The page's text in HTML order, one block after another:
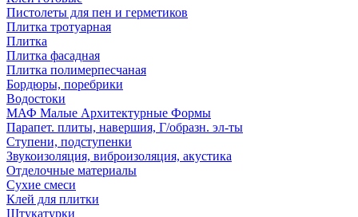
Пистолеты для пен и герметиков
Плитка тротуарная
Плитка
Плитка фасадная
Плитка полимерпесчаная
Бордюры, поребрики
Водостоки
МАФ Малые Архитектурные Формы
Парапет. плиты, навершия, Г/образн. эл-ты
Ступени, подступенки
Звукоизоляция, виброизоляция, акустика
Отделочные материалы
Сухие смеси
Клей для плитки
Штукатурки